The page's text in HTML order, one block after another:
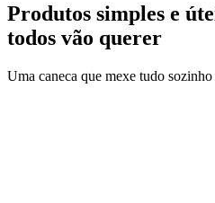
Produtos simples e
todos vão querer
Uma caneca que mexe tudo sozinho